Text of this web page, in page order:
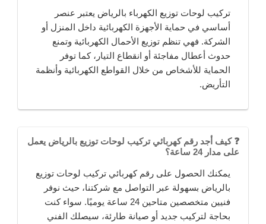
تركيب لوحات توزيع الكهرباء بالرياض يعتبر عنصر
أساسي في حماية الأجهزة الكهربائية داخل المنزل أو
الشركة. فهي تنظم توزيع الأحمال الكهربائية وتمنع
حدوث أعطال مفاجئة أو انقطاع التيار، كما توفر
الحماية للأشخاص من خلال القواطع الكهربائية وأنظمة
التأريض.
❓ كيف أجد رقم كهربائي تركيب لوحات توزيع بالرياض يعمل
على مدار 24 ساعة؟
يمكنك الحصول على رقم كهربائي تركيب لوحات توزيع
بالرياض بسهولة عبر التواصل مع شركتنا، حيث نوفر
فنيين متخصصين متاحين 24 ساعة يوميًا. سواء كنت
بحاجة لتركيب جديد أو صيانة طارئة، سيصلك الفني